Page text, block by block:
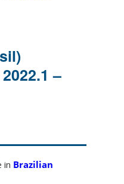
–
in Brazilian